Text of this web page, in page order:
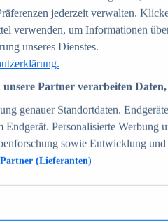
mehr als 39.000 Online-Shops
70+
jederzeit verwalten.
verwenden, um Informationen
unseres Dienstes.
Partner verarbeiten
genauer Standortdaten.
Endgerät. Personalisierte Werbung
sowie Entwicklung
(Lieferanten)